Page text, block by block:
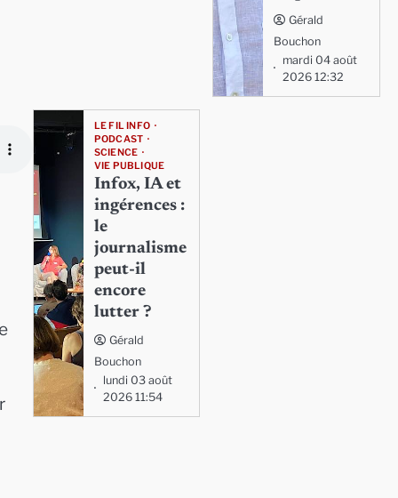
Gérald
Bouchon
mardi 04 août
2026 12:32
LE FIL INFO
PODCAST
SCIENCE
VIE PUBLIQUE
Infox, IA et
ingérences :
le
journalisme
peut-il
encore
lutter ?
Gérald
Bouchon
lundi 03 août
2026 11:54